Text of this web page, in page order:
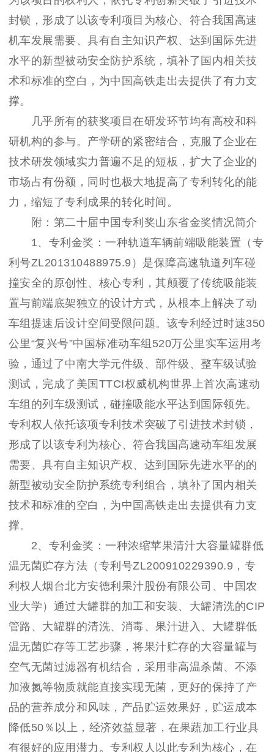
封锁，形成了以该专利项目为核心、符合我国高速
机车发展需要、具有自主知识产权、达到国际先进
水平的新型被动安全防护系统，填补了国内相关技
术和标准的空白，为中国高铁走出去提供了有力支
撑。
几乎所有的获奖项目在研发环节均有高校和科
研机构的参与。产学研的紧密结合，克服了企业在
技术研发领域实力普遍不足的短板，扩大了企业的
市场占有份额，同时也极大地提高了专利转化的能
力，缩短了专利成果的转化时间。
附：第二十届中国专利奖山东省金奖情况简介
1、专利金奖：一种轨道车辆前端吸能装置（专
利号ZL201310488975.9）是保障高速轨道列车碰
撞安全的原创性、核心专利，其颠覆了传统吸能装
置与前端底架独立的设计方式，从根本上解决了动
车组提速后设计空间受限问题。该专利经过时速350
公里“复兴号”中国标准动车组520万公里实车运用考
验，通过了中南大学元件级、部件级、整车级试验
测试，完成了美国TTCI权威机构世界上首次高速动
车组的列车级测试，碰撞吸能水平达到国际领先。
专利权人依托该项专利技术突破了引进技术封锁，
形成了以该专利为核心、符合我国高速动车组发展
需要、具有自主知识产权、达到国际先进水平的的
新型被动安全防护系统专利组合，填补了国内相关
技术和标准的空白，为中国高铁走出去提供有力支
撑。
2、专利金奖：一种浓缩苹果清汁大容量罐群低
温无菌贮存方法（专利号ZL200910229390.9，专
利权人烟台北方安德利果汁股份有限公司、中国农
业大学）通过大罐群的加工和安装、大罐清洗的CIP
管路、大罐群的清洗、消毒、果汁进入、大罐群低
温无菌贮存等工艺步骤，将果汁贮存的大容量罐与
空气无菌过滤器有机结合，采用非高温杀菌、不添
加液氮等物质就能直接实现无菌，更好的保持了产
品的营养成分和风味，产品贮运效果好，贮运成本
降低50％以上，经济效益显著，在果蔬加工行业具
有很好的应用潜力。专利权人以此专利为核心，在